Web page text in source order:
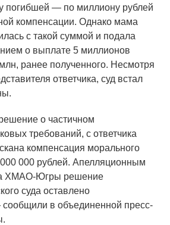
погибшей — по миллиону рублей
компенсации. Однако мама
с такой суммой и подала
о выплате 5 миллионов
ранее полученного. Несмотря
ответчика, суд встал
о частичном
требований, с ответчика
компенсация морального
000 рублей. Апелляционным
ХМАО-Югры решение
суда оставлено
в объединенной пресс-